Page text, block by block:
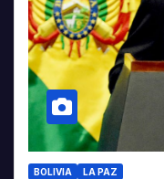
BOLIVIA LA PAZ